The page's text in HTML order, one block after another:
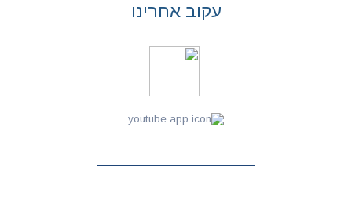
עקוב אחרינו